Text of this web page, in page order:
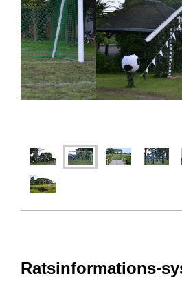
Ratsinformations-